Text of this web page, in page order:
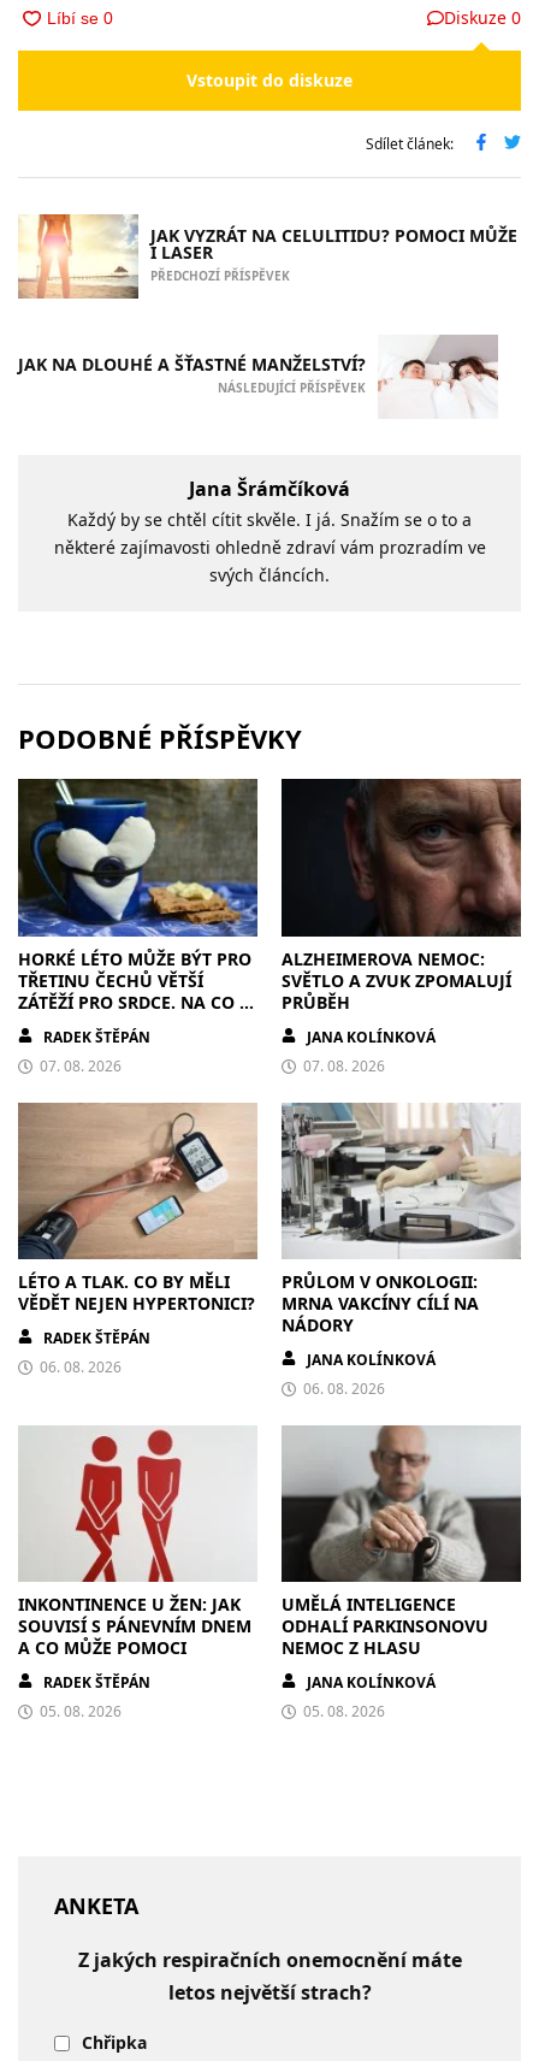
Diskuze 0
Vstoupit do diskuze
Sdílet článek:
JAK VYZRÁT NA CELULITIDU? POMOCI MŮŽE
I LASER
PŘEDCHOZÍ PŘÍSPĚVEK
JAK NA DLOUHÉ A ŠŤASTNÉ MANŽELSTVÍ?
NÁSLEDUJÍCÍ PŘÍSPĚVEK
Jana Šrámčíková
Každý by se chtěl cítit skvěle. I já. Snažím se o to a
některé zajímavosti ohledně zdraví vám prozradím ve
svých článcích.
PODOBNÉ PŘÍSPĚVKY
HORKÉ LÉTO MŮŽE BÝT PRO
TŘETINU ČECHŮ VĚTŠÍ
ZÁTĚŽÍ PRO SRDCE. NA CO SI
DÁT POZOR?
RADEK ŠTĚPÁN
07. 08. 2026
ALZHEIMEROVA NEMOC:
SVĚTLO A ZVUK ZPOMALUJÍ
PRŮBĚH
JANA KOLÍNKOVÁ
07. 08. 2026
LÉTO A TLAK. CO BY MĚLI
VĚDĚT NEJEN HYPERTONICI?
RADEK ŠTĚPÁN
06. 08. 2026
PRŮLOM V ONKOLOGII:
MRNA VAKCÍNY CÍLÍ NA
NÁDORY
JANA KOLÍNKOVÁ
06. 08. 2026
INKONTINENCE U ŽEN: JAK
SOUVISÍ S PÁNEVNÍM DNEM
A CO MŮŽE POMOCI
RADEK ŠTĚPÁN
05. 08. 2026
UMĚLÁ INTELIGENCE
ODHALÍ PARKINSONOVU
NEMOC Z HLASU
JANA KOLÍNKOVÁ
05. 08. 2026
ANKETA
Z jakých respiračních onemocnění máte
letos největší strach?
Chřipka